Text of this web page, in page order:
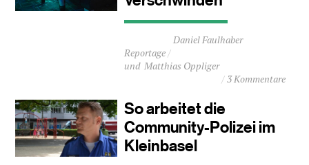
Durchschnittliche
ca.
6
Reportage
Daniel Faulhaber
Matthias Oppliger
3 Kommentare
So arbeitet die
Community-Polizei im
Kleinbasel